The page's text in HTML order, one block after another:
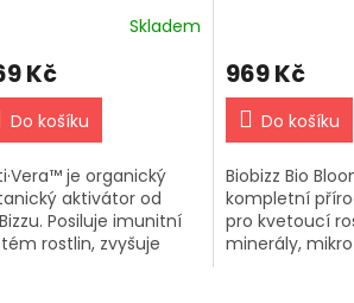
Skladem
Kč
Do košíku
je organický
aktivátor od
Posiluje imunitní
rostlin, zvyšuje
969 Kč
Do košíku
Biobizz Bio
kompletní
pro kvetoucí
minerály,